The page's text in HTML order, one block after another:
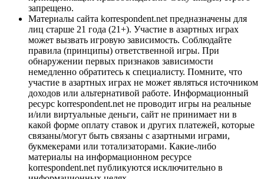
запрещено.
Материалы сайта korrespondent.net предназначены для
лиц старше 21 года (21+). Участие в азартных играх
может вызвать игровую зависимость. Соблюдайте
правила (принципы) ответственной игры. При
обнаружении первых признаков зависимости
немедленно обратитесь к специалисту. Помните, что
участие в азартных играх не может являться источником
доходов или альтернативой работе. Информационный
ресурс korrespondent.net не проводит игры на реальные
и/или виртуальные деньги, сайт не принимает ни в
какой форме оплату ставок и других платежей, которые
связаны/могут быть связаны с азартными играми,
букмекерами или тотализаторами. Какие-либо
материалы на информационном ресурсе
korrespondent.net публикуются исключительно в